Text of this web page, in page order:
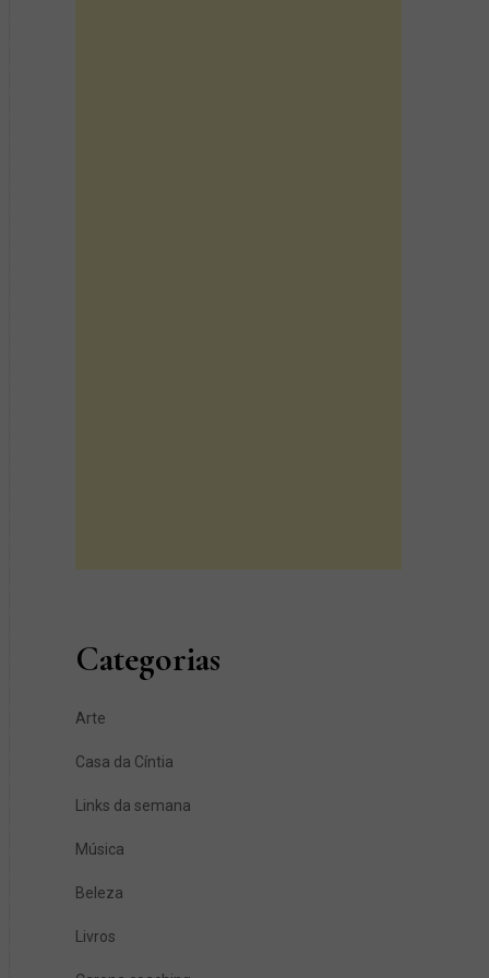
Categorias
Arte
Casa da Cíntia
Links da semana
Música
Beleza
Livros